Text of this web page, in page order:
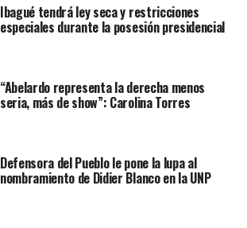
Ibagué tendrá ley seca y restricciones
especiales durante la posesión presidencial
“Abelardo representa la derecha menos
seria, más de show”: Carolina Torres
Defensora del Pueblo le pone la lupa al
nombramiento de Didier Blanco en la UNP